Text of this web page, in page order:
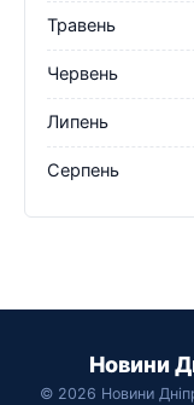
Травень
Червень
Липень
Серпень
Новини
© 2026 Новини